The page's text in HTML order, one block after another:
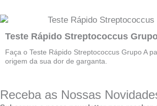
Teste Rápido Streptococcus
Faça o Teste Rápido Streptococcus Grupo A
origem da sua dor de garganta.
Receba as Nossas